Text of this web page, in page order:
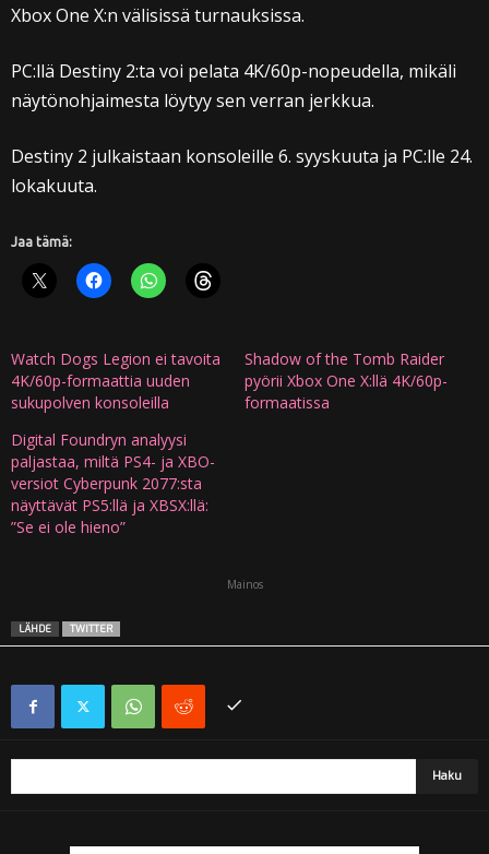
Xbox One X:n välisissä turnauksissa.
PC:llä Destiny 2:ta voi pelata 4K/60p-nopeudella, mikäli
näytönohjaimesta löytyy sen verran jerkkua.
Destiny 2 julkaistaan konsoleille 6. syyskuuta ja PC:lle 24.
lokakuuta.
Jaa tämä:
Watch Dogs Legion ei tavoita
4K/60p-formaattia uuden
sukupolven konsoleilla
Shadow of the Tomb Raider
pyörii Xbox One X:llä 4K/60p-
formaatissa
Digital Foundryn analyysi
paljastaa, miltä PS4- ja XBO-
versiot Cyberpunk 2077:sta
näyttävät PS5:llä ja XBSX:llä:
”Se ei ole hieno”
Mainos
LÄHDE TWITTER